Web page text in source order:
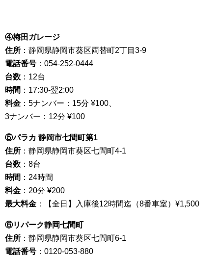
④梅田ガレージ
住所 ：静岡県静岡市葵区両替町2丁目3-9
電話番号 ：054-252-0444
台数 ：12台
時間 ：17:30-翌2:00
料金 ：5ナンバー：15分 ¥100、
3ナンバー：12分 ¥100
⑤パラカ 静岡市七間町第1
住所 ：静岡県静岡市葵区七間町4-1
台数 ：8台
時間 ：24時間
料金 ：20分 ¥200
最大料金 ：【全日】入庫後12時間迄（8番車室）¥1,500
⑥リパーク静岡七間町
住所 ：静岡県静岡市葵区七間町6-1
電話番号 ：0120-053-880